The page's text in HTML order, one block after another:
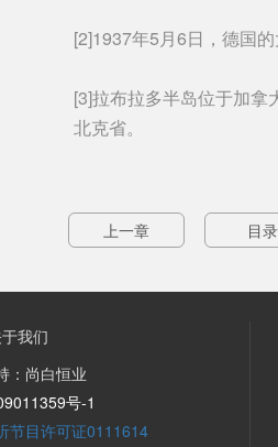
[2]1937年5月6日，德国
[3]拉布拉多半岛位于加
北克省。
上一章 目录
我们
：尚白恒业
号-1
节目许可证0111614